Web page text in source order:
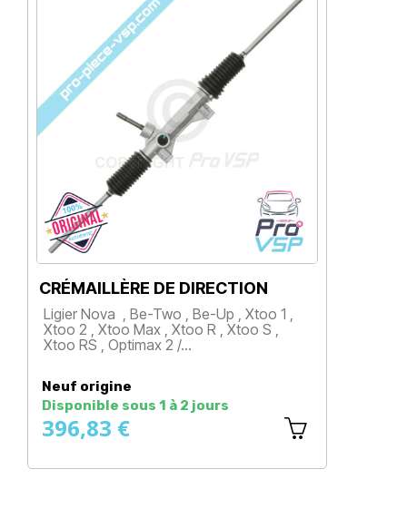
CRÉMAILLÈRE DE DIRECTION
Ligier Nova , Be-Two , Be-Up , Xtoo 1 ,
Xtoo 2 , Xtoo Max , Xtoo R , Xtoo S ,
Xtoo RS , Optimax 2 /…
Neuf origine
Disponible sous 1 à 2 jours
396,83 €